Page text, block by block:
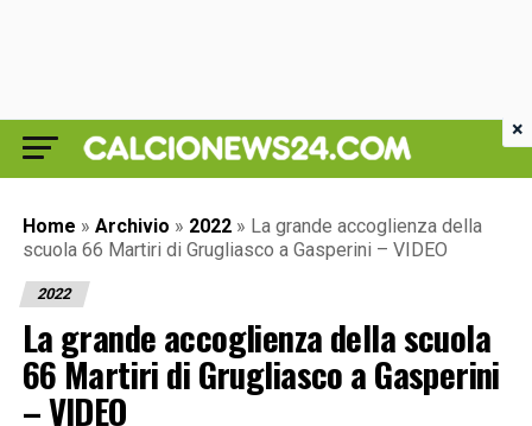
Home » Archivio » 2022 » La grande accoglienza della
scuola 66 Martiri di Grugliasco a Gasperini – VIDEO
2022
La grande accoglienza della scuola
66 Martiri di Grugliasco a Gasperini
– VIDEO
×